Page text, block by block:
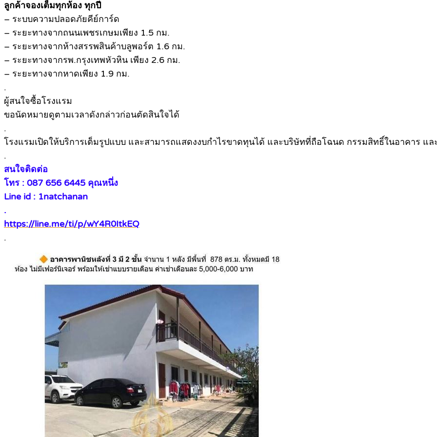
ลูกค้าจองเต็มทุกห้อง ทุกปี
– ระบบความปลอดภัยคีย์การ์ด
– ระยะทางจากถนนเพชรเกษมเพียง 1.5 กม.
– ระยะทางจากห้างสรรพสินค้าบลูพอร์ต 1.6 กม.
– ระยะทางจากรพ.กรุงเทพหัวหิน เพียง 2.6 กม.
– ระยะทางจากหาดเพียง 1.9 กม.
.
ผู้สนใจซื้อโรงแรม
ขอนัดหมายดูตามเวลาดังกล่าวก่อนตัดสินใจได้
.
โรงแรมเปิดให้บริการเต็มรูปแบบ และสามารถแสดงงบกำไรขาดทุนได้ และบริษัทที่ถือโฉนด กรรมสิทธิ์ในอาคาร แ
.
สนใจติดต่อ
โทร : 087 656 6445 คุณหนึ่ง
Line id : 1natchanan
.
https://line.me/ti/p/wY4R0ItkEQ
.